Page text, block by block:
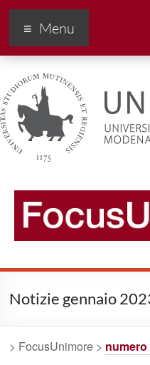
Menu
Notizie gennaio
> FocusUnimore > numero